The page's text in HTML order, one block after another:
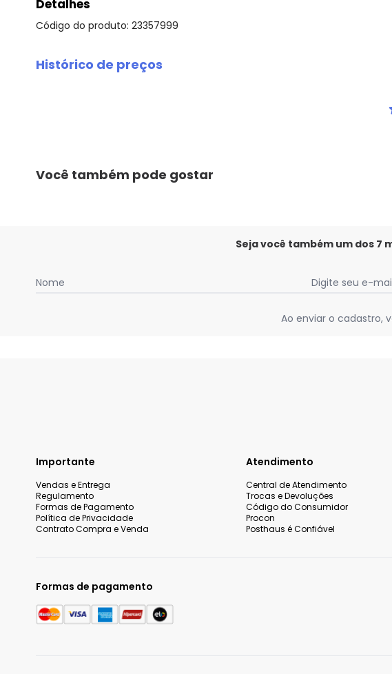
Detalhes
Código do produto: 23357999
Histórico de preços
abril/2026
Você também pode gostar
Seja você também um dos 7
Nome Digite seu e-
Ao enviar o cadastro,
Importante
Vendas e Entrega
Regulamento
Formas de Pagamento
Política de Privacidade
Contrato Compra e Venda
Atendimento
Central de Atendimento
Trocas e Devoluções
Código do Consumidor
Procon
Posthaus é Confiável
Formas de pagamento